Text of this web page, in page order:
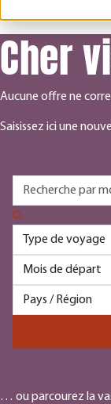
Cher
Aucune offre ne
Saisissez ici une
… ou parcourez la